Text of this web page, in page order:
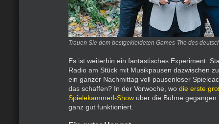
Trauen Sie dem bestgekleideten Games-Trio des
Es ist weiterhin ein fantastisches Experiment:
Radio am Stück mit Musikpausen dazwischen
ein ganzer Nachmittag voll pausenloser
das schaffen? In der Vorwoche, wo die erste
Spielekammerl-Show über die Bühne
ganz gut funktioniert.